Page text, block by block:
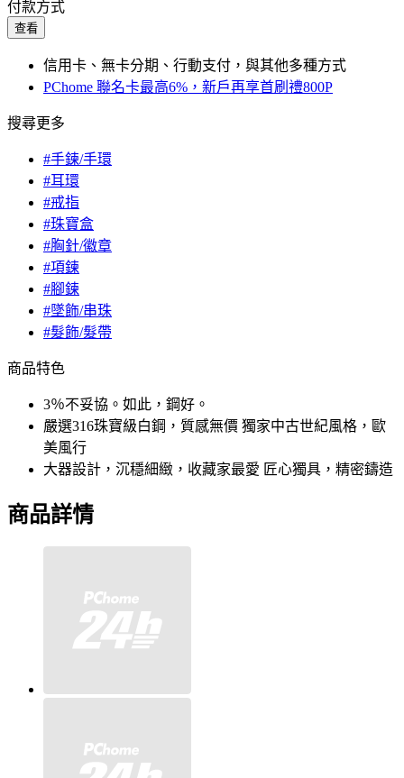
付款方式
查看
信用卡、無卡分期、行動支付，與其他多種方式
PChome 聯名卡最高6%，新戶再享首刷禮800P
搜尋更多
#手鍊/手環
#耳環
#戒指
#珠寶盒
#胸針/徽章
#項鍊
#腳鍊
#墜飾/串珠
#髮飾/髮帶
商品特色
3％不妥協。如此，鋼好。
嚴選316珠寶級白鋼，質感無價 獨家中古世紀風格，歐
美風行
大器設計，沉穩細緻，收藏家最愛 匠心獨具，精密鑄造
商品詳情